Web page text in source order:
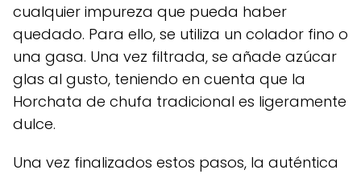
cualquier impureza que pueda haber
quedado. Para ello, se utiliza un colador fino o
una gasa. Una vez filtrada, se añade azúcar
glas al gusto, teniendo en cuenta que la
Horchata de chufa tradicional es ligeramente
dulce.
Una vez finalizados estos pasos, la auténtica